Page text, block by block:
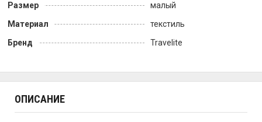
Размер
малый
Материал
текстиль
Бренд
Travelite
ОПИСАНИЕ